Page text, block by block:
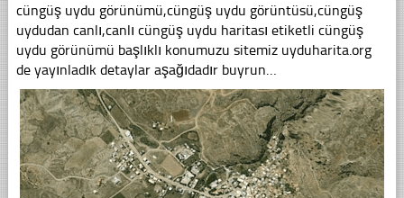
cüngüş uydu görünümü,cüngüş uydu görüntüsü,cüngüş
uydudan canlı,canlı cüngüş uydu haritası etiketli cüngüş
uydu görünümü başlıklı konumuzu sitemiz uyduharita.org
de yayınladık detaylar aşağıdadır buyrun…